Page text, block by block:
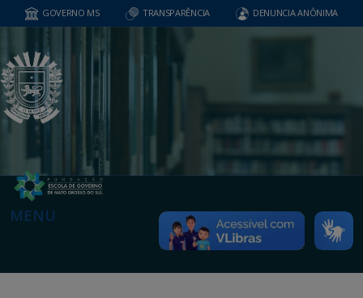
GOVERNO MS TRANSPARÊNCIA DENUNCIA ANÔNIMA
MENU